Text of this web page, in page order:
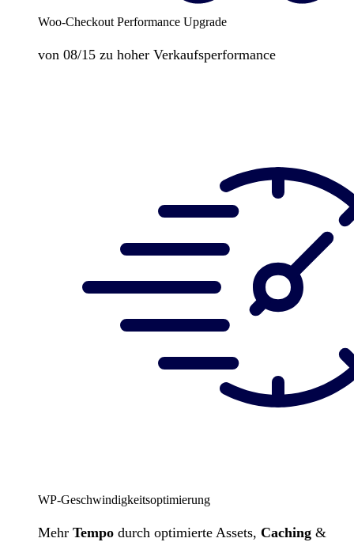
Woo-Checkout Performance Upgrade
von 08/15 zu hoher Verkaufsperformance
WP-Geschwindigkeitsoptimierung
Mehr Tempo durch optimierte Assets, Caching &